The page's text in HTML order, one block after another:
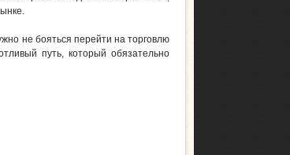
не бояться перейти на торговлю
путь, который обязательно